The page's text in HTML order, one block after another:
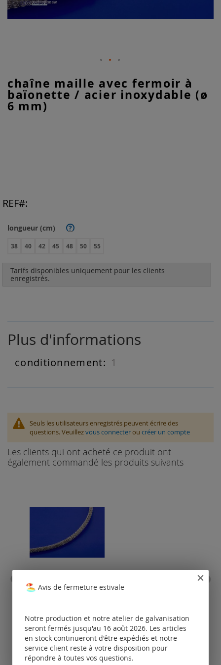
chaîne maille avec fermoir à
baïonette / acier inoxydable (ø
6 mm)
longueur (cm) ?
38 40 42 45 48 50 55
Tarifs disponibles uniquement pour les clients
enregistrés.
REF
to
the
beginning
of
Plus d'informations
Plus
1
Seuls les utilisateurs enregistrés peuvent écrire des
questions. Veuillezvous connecterou créer un compte
Les clients qui ont acheté ce produit ont
également commandé les produits suivants
chaîne maille avec fermoir
Tarifs
disponibles
uniquement
pour les clients
enregistrés.
Avis de fermeture estivale
Notre production et notre atelier de galvanisation
seront fermés jusqu'au 16 août 2026. Les articles
en stock continueront d'être expédiés et notre
service client reste à votre disposition pour
répondre à toutes vos questions.